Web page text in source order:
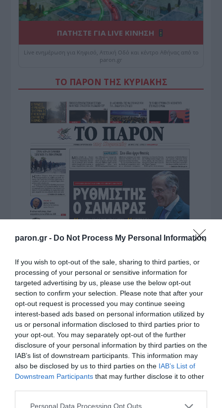
paron.gr - Do Not Process My Personal Information
If you wish to opt-out of the sale, sharing to third parties, or
processing of your personal or sensitive information for
targeted advertising by us, please use the below opt-out
section to confirm your selection. Please note that after your
opt-out request is processed you may continue seeing
interest-based ads based on personal information utilized by
us or personal information disclosed to third parties prior to
your opt-out. You may separately opt-out of the further
disclosure of your personal information by third parties on the
IAB’s list of downstream participants. This information may
also be disclosed by us to third parties on the IAB’s List of
Downstream Participants that may further disclose it to other
Please note that this website/app uses one or more Google
Personal Data Processing Opt Outs
ΠΑΤΗΣΤΕ ΓΙΑ LIVE ΚΙΝΗΣΗ
Live ενημέρωση για Κηφισό, Αττική Οδό και κέντρο Αθήνας από το
paron.gr
ΤΟ ΠΑΡΟΝ ΤΗΣ ΚΥΡΙΑΚΗΣ